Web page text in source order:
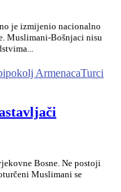
je izmijenio nacionalno
Muslimani-Bošnjaci nisu
pokolj ArmenacaTurci
Bosne. Ne postoji
Muslimani se